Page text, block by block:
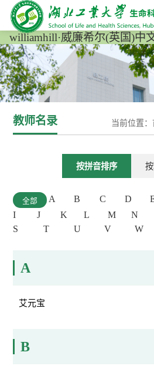
williamhill·威廉希尔(英国)中
教师名录 当前位置：
按拼音排序
全部 A B C D
I
J K L M N
S
T U V W
A
艾元宝
B